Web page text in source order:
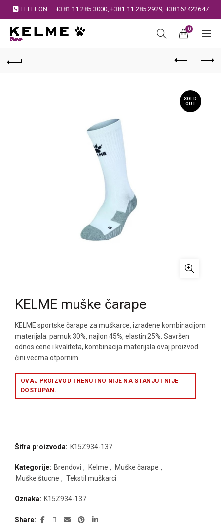
TELEFON: +381 11 285 3000,+381 11 285 2929, +38162422647
0
SOLD
OUT
KELME muške čarape
KELME sportske čarape za muškarce, izrađene kombinacijom
materijala: pamuk 30%, najlon 45%, elastin 25%. Savršen
odnos cene i kvaliteta, kombinacija materijala ovaj proizvod
čini veoma otpornim.
OVAJ PROIZVOD TRENUTNO NIJE NA STANJU I NIJE
DOSTUPAN.
Šifra proizvoda: K15Z934-137
Kategorije: Brendovi , Kelme , Muške čarape ,
Muške štucne , Tekstil muškarci
Oznaka: K15Z934-137
Share